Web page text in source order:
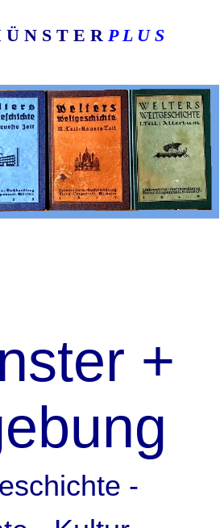
Ü N S T E R P L U S
+
-